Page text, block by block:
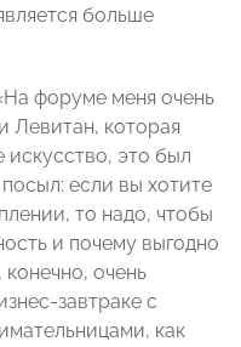
больше
форуме меня очень
Левитан, которая
искусство, это был
если вы хотите
то надо, чтобы
и почему выгодно
очень
завтраке с
как